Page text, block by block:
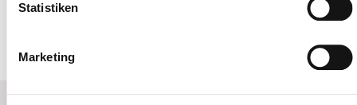
Statistiken
Marketing